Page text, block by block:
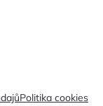
Politika cookies